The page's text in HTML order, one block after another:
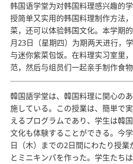
韩国语学堂为对韩国料理感兴趣的
授简单又实用的韩国料理制作方法
菜，还可以体验韩国文化。本学期
月23日（星期四）为期两天进行，
与迷你紫菜包饭。在料理实习室里
范，然后与组员们一起亲手制作食
韓国語学堂は、韓国料理に関心の
施している。この授業は、簡単で
えるプログラムであり、学生は韓
文化も体験することができる。今
日（木）までの2日間にわたり授
とミニキンパを作った。学生たち